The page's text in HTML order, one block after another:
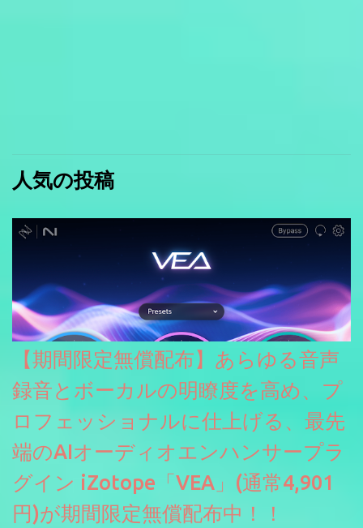
人気の投稿
【期間限定無償配布】あらゆる音声
録音とボーカルの明瞭度を高め、プ
ロフェッショナルに仕上げる、最先
端のAIオーディオエンハンサープラ
グイン iZotope「VEA」(通常4,901
円)が期間限定無償配布中！！